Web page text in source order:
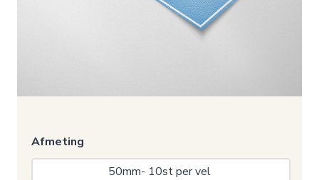
Afmeting
50mm- 10st per vel